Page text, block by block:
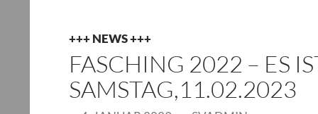
+++ NEWS +++
FASCHING 2022 – ES
SAMSTAG,11.02.2023